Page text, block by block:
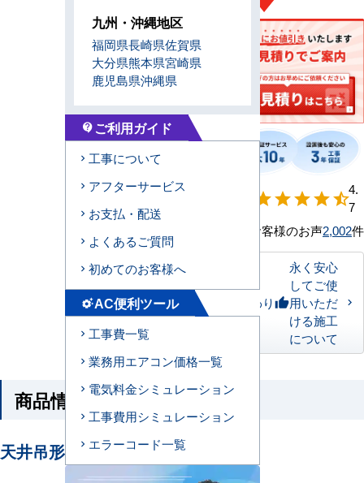
【形状別】満足
starstarstarstarstar_half
4.
7
お客様のお声2,002件
私たちのこだわりthumb_up
永く安心
してご使
用いただ
ける施工
について
商品情報
天井吊形エアコンの特長
九州・沖縄地区
福岡県長崎県佐賀県
大分県熊本県宮崎県
鹿児島県沖縄県
contact_support ご利用ガイド
工事について
アフターサービス
お支払・配送
よくあるご質問
初めてのお客様へ
settings_suggestAC便利ツール
工事費一覧
業務用エアコン価格一覧
電気料金シミュレーション
工事費用シミュレーション
エラーコード一覧